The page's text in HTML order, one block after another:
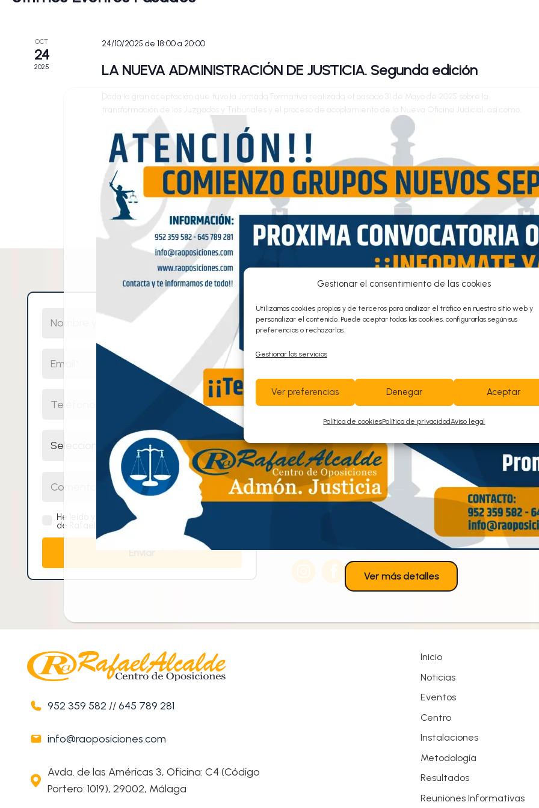
Gestionar el consentimiento de las cookies
Utilizamos cookies propias y de terceros para analizar el tráfico en nuestro sitio web y
personalizar el contenido. Puede aceptar todas las cookies, configurarlas según sus
preferencias o rechazarlas.
Gestionar los servicios
Aceptar
Denegar
Ver preferencias
Política de cookiesPolítica de privacidadAviso legal
OCT
24
2025
24/10/2025 de 18:00a 20:00
LA NUEVA ADMINISTRACIÓN DE JUSTICIA. Segunda edición
las reformas procesales operadas por la LO 1/2025. Hemos decido realizar una segunda edición en Streaming
que se...
Nombre y Apellidos
Selecciona un cuerpo
He leído y acepto la política de privacidad
de Rafael Alcalde Centro de Oposiciones.
Contacta con
nosotros ¡Te
ayudamos!
952 359 582/+34 645 789 281
info@raoposiciones.com
Avenida de las Américas N
3, Edificio América;
bloque 1, 4ªplanta Oficina C4 CP 29006
(Código de Portero 1019)
Síguenos en nuestras redes sociales
952 359 582 //645 789 281
info@raoposiciones.com
Avda. de las Américas 3, Oficina: C4 (Código
Portero: 1019), 29002, Málaga
Inicio
Noticias
Eventos
Centro
Instalaciones
Metodología
Resultados
Reuniones Informativas
Ver más detalles